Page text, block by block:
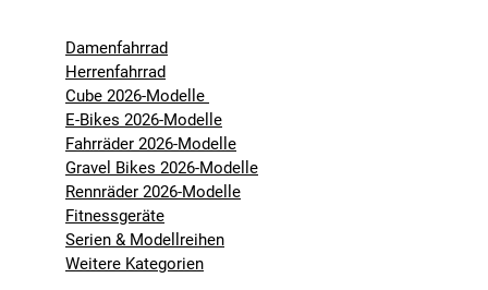
Damenfahrrad
Herrenfahrrad
Cube 2026-Modelle
E-Bikes 2026-Modelle
Fahrräder 2026-Modelle
Gravel Bikes 2026-Modelle
Rennräder 2026-Modelle
Fitnessgeräte
Serien & Modellreihen
Weitere Kategorien